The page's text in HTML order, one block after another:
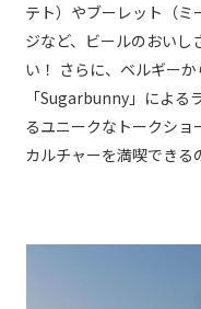
テト）やブーレット（ミ
ジなど、ビールのおいし
い！ さらに、ベルギー
「Sugarbunny」による
るユニークなトークショ
カルチャーを満喫できる